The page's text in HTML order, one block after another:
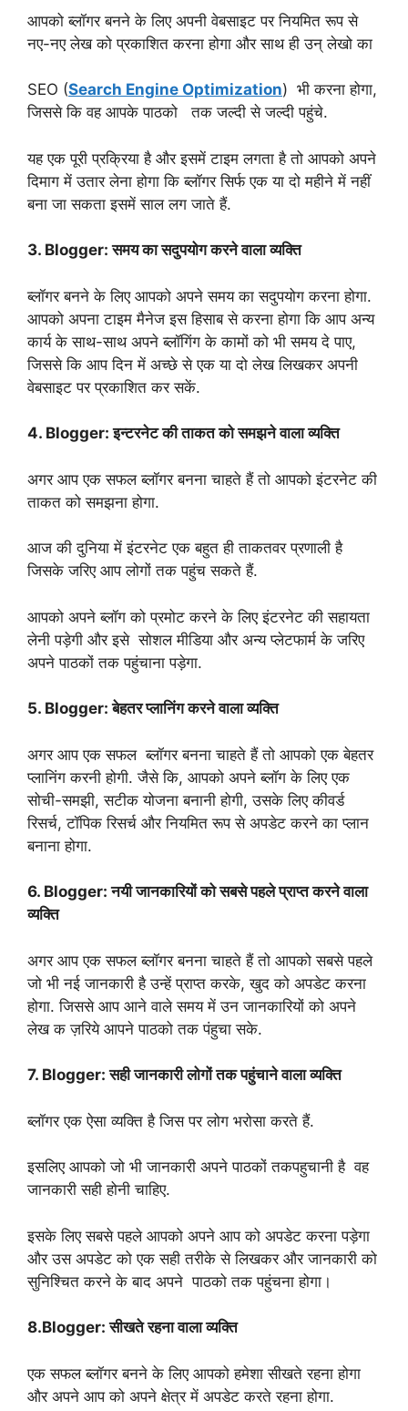
आपको ब्लॉगर बनने के लिए अपनी वेबसाइट पर नियमित रूप से
नए-नए लेख को प्रकाशित करना होगा और साथ ही उन् लेखो का
SEO (Search Engine Optimization) भी करना होगा,
जिससे कि वह आपके पाठको तक जल्दी से जल्दी पहुंचे.
यह एक पूरी प्रक्रिया है और इसमें टाइम लगता है तो आपको अपने
दिमाग में उतार लेना होगा कि ब्लॉगर सिर्फ एक या दो महीने में नहीं
बना जा सकता इसमें साल लग जाते हैं.
3. Blogger: समय का सदुपयोग करने वाला व्यक्ति
ब्लॉगर बनने के लिए आपको अपने समय का सदुपयोग करना होगा.
आपको अपना टाइम मैनेज इस हिसाब से करना होगा कि आप अन्य
कार्य के साथ-साथ अपने ब्लॉगिंग के कामों को भी समय दे पाए,
जिससे कि आप दिन में अच्छे से एक या दो लेख लिखकर अपनी
वेबसाइट पर प्रकाशित कर सकें.
4. Blogger: इन्टरनेट की ताकत को समझने वाला व्यक्ति
अगर आप एक सफल ब्लॉगर बनना चाहते हैं तो आपको इंटरनेट की
ताकत को समझना होगा.
आज की दुनिया में इंटरनेट एक बहुत ही ताकतवर प्रणाली है
जिसके जरिए आप लोगों तक पहुंच सकते हैं.
आपको अपने ब्लॉग को प्रमोट करने के लिए इंटरनेट की सहायता
लेनी पड़ेगी और इसे सोशल मीडिया और अन्य प्लेटफार्म के जरिए
अपने पाठकों तक पहुंचाना पड़ेगा.
5. Blogger: बेहतर प्लानिंग करने वाला व्यक्ति
अगर आप एक सफल ब्लॉगर बनना चाहते हैं तो आपको एक बेहतर
प्लानिंग करनी होगी. जैसे कि, आपको अपने ब्लॉग के लिए एक
सोची-समझी, सटीक योजना बनानी होगी, उसके लिए कीवर्ड
रिसर्च, टॉपिक रिसर्च और नियमित रूप से अपडेट करने का प्लान
बनाना होगा.
6. Blogger: नयी जानकारियों को सबसे पहले प्राप्त करने वाला
व्यक्ति
अगर आप एक सफल ब्लॉगर बनना चाहते हैं तो आपको सबसे पहले
जो भी नई जानकारी है उन्हें प्राप्त करके, खुद को अपडेट करना
होगा. जिससे आप आने वाले समय में उन जानकारियों को अपने
लेख क ज़रिये आपने पाठको तक पंहुचा सके.
7. Blogger: सही जानकारी लोगों तक पहुंचाने वाला व्यक्ति
ब्लॉगर एक ऐसा व्यक्ति है जिस पर लोग भरोसा करते हैं.
इसलिए आपको जो भी जानकारी अपने पाठकों तकपहुचानी है वह
जानकारी सही होनी चाहिए.
इसके लिए सबसे पहले आपको अपने आप को अपडेट करना पड़ेगा
और उस अपडेट को एक सही तरीके से लिखकर और जानकारी को
सुनिश्चित करने के बाद अपने पाठको तक पहुंचना होगा।
8.Blogger: सीखते रहना वाला व्यक्ति
एक सफल ब्लॉगर बनने के लिए आपको हमेशा सीखते रहना होगा
और अपने आप को अपने क्षेत्र में अपडेट करते रहना होगा.